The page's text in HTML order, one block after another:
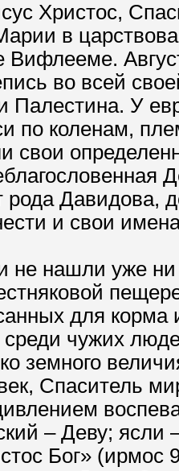
Христос,
в
Вифлееме.
во всей
Палестина. У
по коленам,
свои
рода Давидова,
и свои
нашли уже ни
для корма
среди чужих
земного
Спаситель
– Деву;
Бог» (ирмос